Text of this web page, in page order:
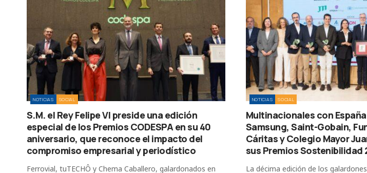
NOTICIAS SOCIAL
S.M. el Rey Felipe VI preside una edición
especial de los Premios CODESPA en su 40
aniversario, que reconoce el impacto del
compromiso empresarial y periodístico
Ferrovial, tuTECHÔ y Chema Caballero, galardonados en
NOTICIAS SOCIAL
Multinacionales con
Samsung, Saint-Gobain,
Cáritas y Colegio Mayor
sus Premios Sostenibilidad
La décima edición de los